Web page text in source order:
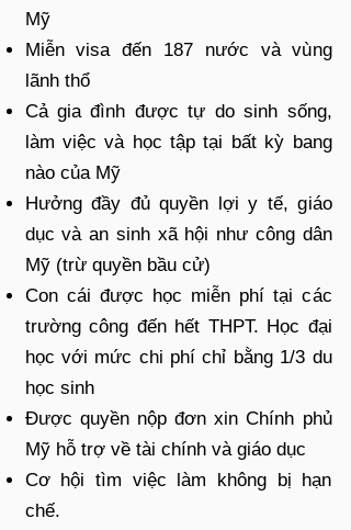
Mỹ
Miễn visa đến 187 nước và vùng
lãnh thổ
Cả gia đình được tự do sinh sống,
làm việc và học tập tại bất kỳ bang
nào của Mỹ
Hưởng đầy đủ quyền lợi y tế, giáo
dục và an sinh xã hội như công dân
Mỹ (trừ quyền bầu cử)
Con cái được học miễn phí tại các
trường công đến hết THPT. Học đại
học với mức chi phí chỉ bằng 1/3 du
học sinh
Được quyền nộp đơn xin Chính phủ
Mỹ hỗ trợ về tài chính và giáo dục
Cơ hội tìm việc làm không bị hạn
chế.